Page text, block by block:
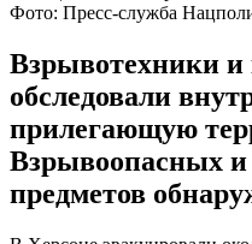
Фото: Пресс-служба
Взрывотехники и
обследовали
прилегающую
Взрывоопасных и
предметов